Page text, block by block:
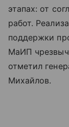
этапах: от
работ.
поддержки
МаИП
отметил
Михайлов.